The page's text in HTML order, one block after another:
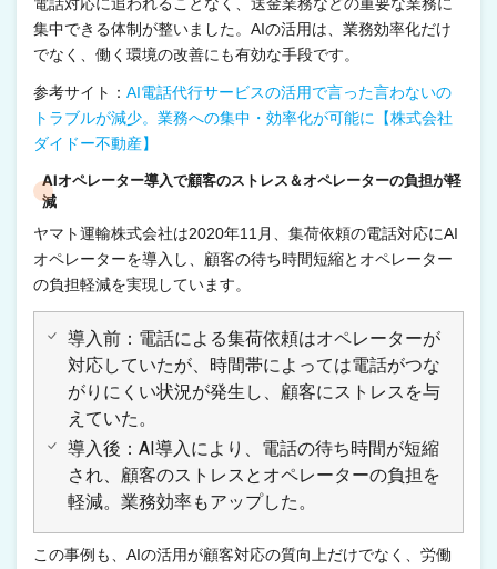
集中できる体制が整いました。AIの活用は、業務効率化だけ
でなく、働く環境の改善にも有効な手段です。
参考サイト： AI電話代行サービスの活用で言った言わないの
トラブルが減少。業務への集中・効率化が可能に【株式会社
ダイドー不動産】
AIオペレーター導入で顧客のストレス＆オペレーターの負担が軽
減
ヤマト運輸株式会社は2020年11月、集荷依頼の電話対応にAI
オペレーターを導入し、顧客の待ち時間短縮とオペレーター
の負担軽減を実現しています。
導入前：電話による集荷依頼はオペレーターが
対応していたが、時間帯によっては電話がつな
がりにくい状況が発生し、顧客にストレスを与
えていた。
導入後：AI導入により、電話の待ち時間が短縮
され、顧客のストレスとオペレーターの負担を
軽減。業務効率もアップした。
この事例も、AIの活用が顧客対応の質向上だけでなく、労働